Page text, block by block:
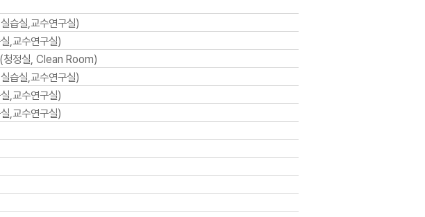
습실,교수연구실)
,교수연구실)
청정실, Clean Room)
습실,교수연구실)
,교수연구실)
,교수연구실)